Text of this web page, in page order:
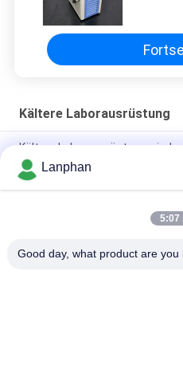
Kältere Laborausrüstung
Kältere Laborausrüstungs-
Temperatur-verteilende
Kältere Laborausrüstungs-Luft
Lanphan
5:07
Good day, what product are you